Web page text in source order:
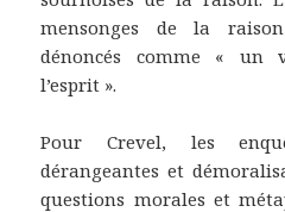
mensonges de la
dénoncés comme « un
l’esprit ».
Pour Crevel, les
dérangeantes et
questions morales et